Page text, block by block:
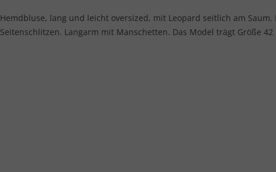
Hemdbluse, lang und leicht oversized, mit Leopard seitlich am Saum.
Seitenschlitzen. Langarm mit Manschetten. Das Model trägt Größe